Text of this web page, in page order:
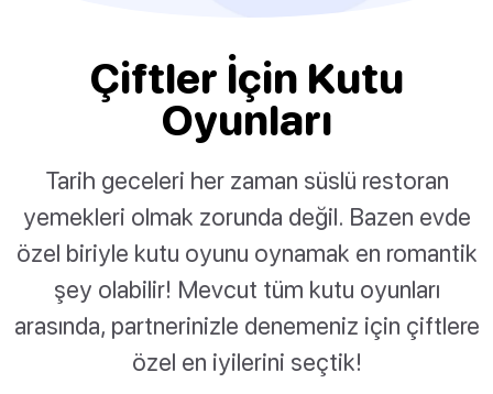
Çiftler İçin Kutu
Oyunları
Tarih geceleri her zaman süslü restoran
yemekleri olmak zorunda değil. Bazen evde
özel biriyle kutu oyunu oynamak en romantik
şey olabilir! Mevcut tüm kutu oyunları
arasında, partnerinizle denemeniz için çiftlere
özel en iyilerini seçtik!